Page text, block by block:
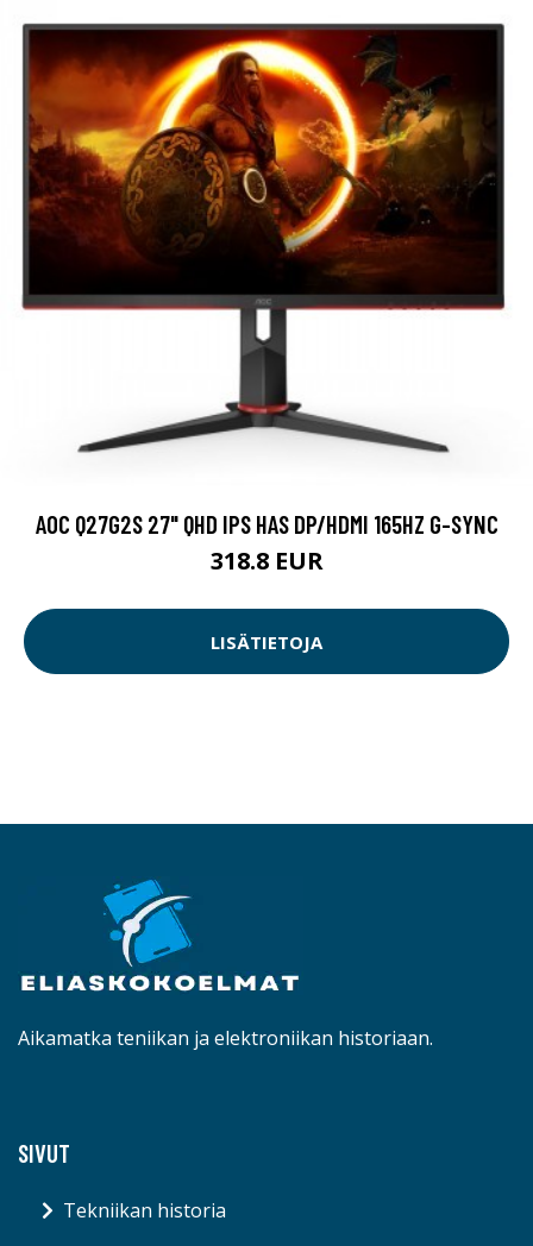
AOC Q27G2S 27" QHD IPS HAS DP/HDMI 165HZ G-SYNC
318.8 EUR
LISÄTIETOJA
Aikamatka teniikan ja elektroniikan historiaan.
SIVUT
Tekniikan historia